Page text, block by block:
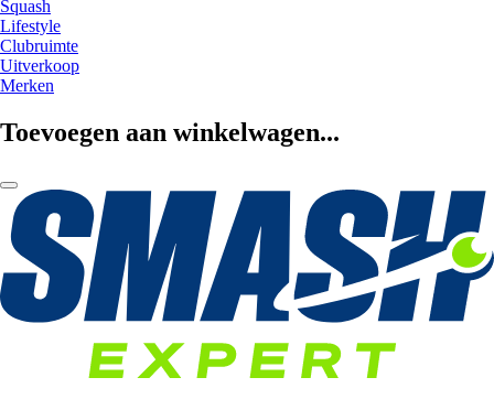
Squash
Lifestyle
Clubruimte
Uitverkoop
Merken
Toevoegen aan winkelwagen...